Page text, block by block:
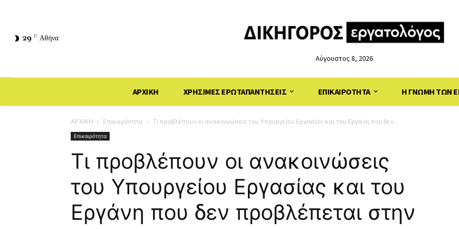
29 C Αθήνα
Αύγουστος 8, 2026
ΑΡΧΙΚΗ ΧΡΗΣΙΜΕΣ ΕΡΩΤΑΠΑΝΤΗΣΕΙΣ ΕΠΙΚΑΙΡΟΤΗΤΑ Η ΓΝΩΜΗ ΤΩΝ
ΑΡΧΙΚΗ Επικαιρότητα Τι προβλέπουν οι ανακοινώσεις του Υπουργείου Εργασίας και του Εργάνη που δεν...
Επικαιρότητα
Τι προβλέπουν οι ανακοινώσεις
του Υπουργείου Εργασίας και του
Εργάνη που δεν προβλέπεται στην